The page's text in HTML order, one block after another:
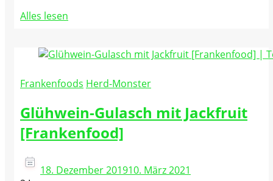
Alles lesen
Frankenfoods Herd-Monster
Glühwein-Gulasch mit Jackfruit
[Frankenfood]
18. Dezember 201910. März 2021